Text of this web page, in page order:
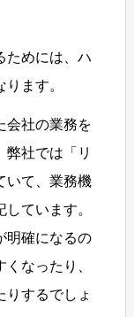
ためには、ハ
ます。
会社の業務を
弊社では「リ
いて、業務機
ています。
明確になるの
なったり、
りするでしょ